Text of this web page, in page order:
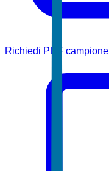
Richiedi PDF campione